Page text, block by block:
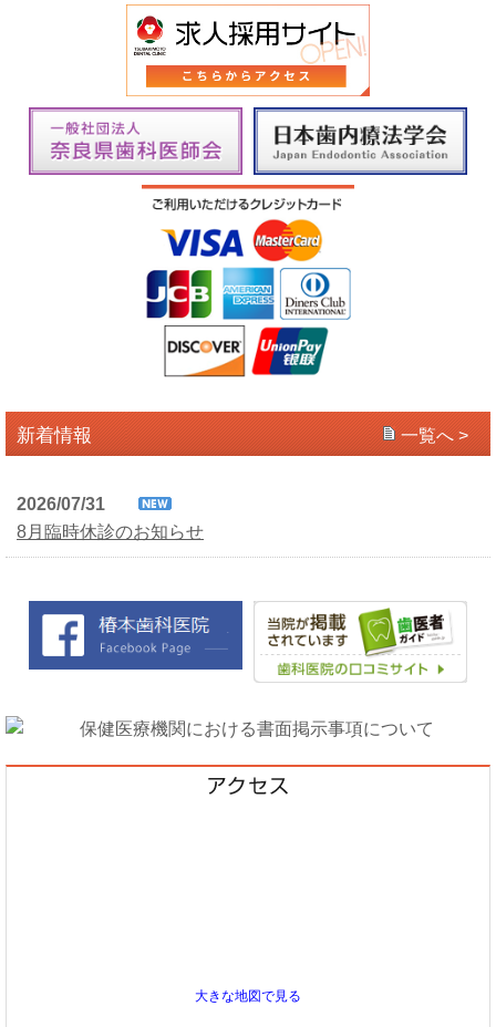
新着情報 一覧へ >
2026/07/31
8月臨時休診のお知らせ
大きな地図で見る